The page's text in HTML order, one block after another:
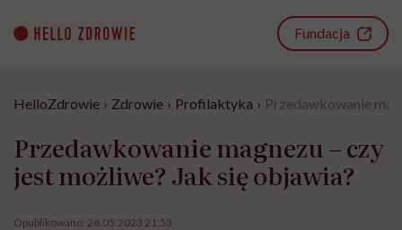
content
Fundacja
HelloZdrowie › Zdrowie › Profilaktyka › Przedawkowanie
Przedawkowanie magnezu – czy
jest możliwe? Jak się objawia?
Opublikowano: 26.05.2023 21:53